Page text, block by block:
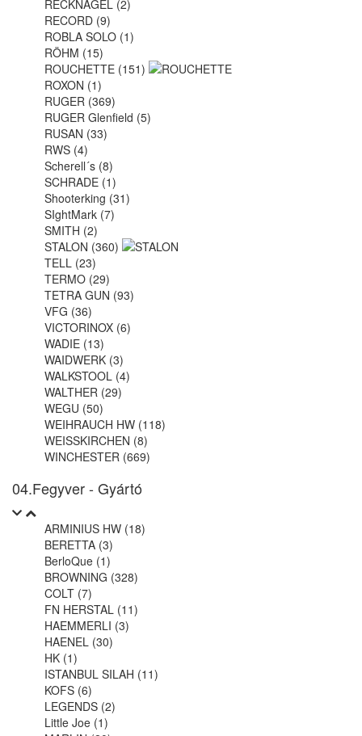
RECKNAGEL (2)
RECORD (9)
ROBLA SOLO (1)
RÖHM (15)
ROUCHETTE (151)
ROXON (1)
RUGER (369)
RUGER Glenfield (5)
RUSAN (33)
RWS (4)
Scherell´s (8)
SCHRADE (1)
Shooterking (31)
SIghtMark (7)
SMITH (2)
STALON (360)
TELL (23)
TERMO (29)
TETRA GUN (93)
VFG (36)
VICTORINOX (6)
WADIE (13)
WAIDWERK (3)
WALKSTOOL (4)
WALTHER (29)
WEGU (50)
WEIHRAUCH HW (118)
WEISSKIRCHEN (8)
WINCHESTER (669)
04.Fegyver - Gyártó
ARMINIUS HW (18)
BERETTA (3)
BerloQue (1)
BROWNING (328)
COLT (7)
FN HERSTAL (11)
HAEMMERLI (3)
HAENEL (30)
HK (1)
ISTANBUL SILAH (11)
KOFS (6)
LEGENDS (2)
Little Joe (1)